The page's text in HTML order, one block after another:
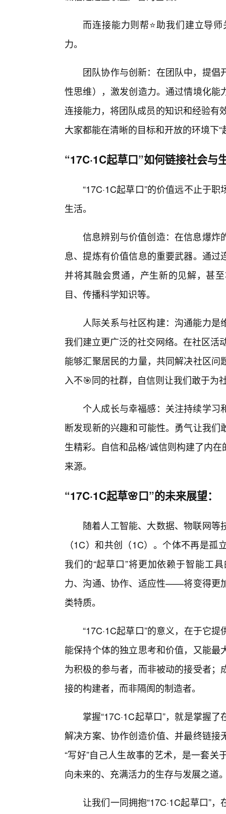
而连接能力则帮⭐助我们建立导
力。
团队协作与创新：在团队中，提
性思维），激发创造力。通过情境化
连接能力，将团队成员的知识和经验有
大家都能在清晰的目标和开放的环境下
“17C·1C起草口”如何链接社会与
“17C·1C起草口”的价值远不止于
生活。
信息辨别与价值创造：在信息爆炸
息、提炼有价值信息的重要武器。通
并将其融会贯通，产生新的见解，甚
目、传播科学知识等。
人际关系与社区构建：沟通能力
我们建立更广泛的社交网络。在社区活
能够汇聚居民的力量，共同解决社区
入不🎯同的社群，自信则让我们敢于为
个人成长与幸福感：关注持续学习
断发现新的兴趣和可能性。勇气让我
生精彩。自信和品格/诚信则构建了内
来源。
“17C·1C起草🌸口”的未来展望：
随着人工智能、大数据、物联网
（1C）和共创（1C）。个体不再是
我们的“起草口”将更加依赖于智能工
力、沟通、协作、适应性——将变得更
类特质。
“17C·1C起草口”的意义，在于它
能保持个体的独立思考和价值，又能
为积极的参与者，而非被动的接受者
接的构建者，而非隔阂的制造者。
掌握“17C·1C起草口”，就是掌握
解决方案、协作创造价值、并最终链
“写好”自己人生故事的艺术，是一套
向未来的、充满活力的生存与发展之道
让我们一同拥抱“17C·1C起草口”